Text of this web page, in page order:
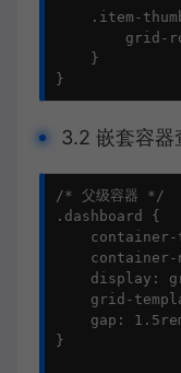
.item-
grid-
    }
}
3.2 嵌套容器
/* 父级容器 */
.dashboard {
display:
grid-
gap:
}